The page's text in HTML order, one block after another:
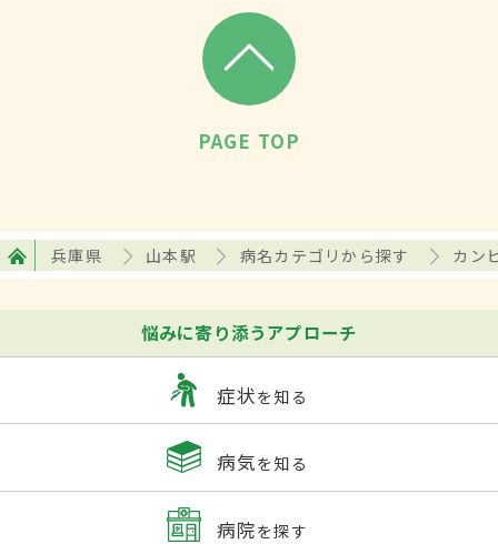
PAGE TOP
兵庫県 山本駅 病名カテゴリから探す カン
悩みに寄り添うアプローチ
症状を知る
病気を知る
病院を探す